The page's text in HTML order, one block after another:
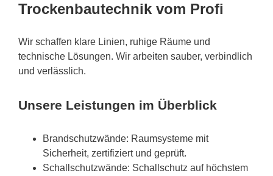
Trockenbautechnik vom Profi
Wir schaffen klare Linien, ruhige Räume und
technische Lösungen. Wir arbeiten sauber, verbindlich
und verlässlich.
Unsere Leistungen im Überblick
Brandschutzwände: Raumsysteme mit
Sicherheit, zertifiziert und geprüft.
Schallschutzwände: Schallschutz auf höchstem